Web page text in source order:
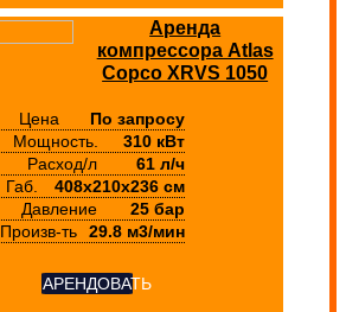
Аренда
компрессора Atlas
Copco XRVS 1050
Цена
По запросу
Мощность.
310 кВт
Расход/л
61 л/ч
Габ.
408х210х236 см
Давление
25 бар
Произв-ть
29.8 м3/мин
АРЕНДОВАТЬ